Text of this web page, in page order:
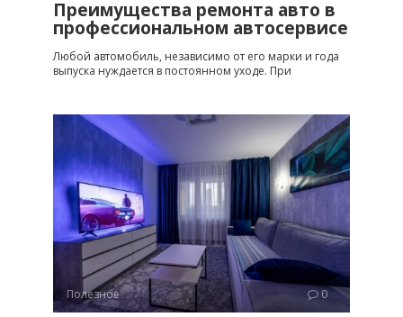
Преимущества ремонта авто в
профессиональном автосервисе
Любой автомобиль, независимо от его марки и года
выпуска нуждается в постоянном уходе. При
Полезное 0